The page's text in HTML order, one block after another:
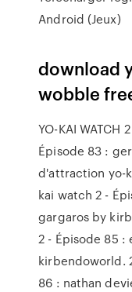
Android (Jeux)
download
wobble
YO-KAI WATCH
Épisode 83 :
d'attraction yo-
kai watch 2 -
gargaros by
2 - Épisode 85
kirbendoworld.
86 : nathan